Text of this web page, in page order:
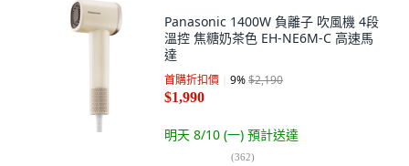
Panasonic 1400W 負離子 吹風機 4段
溫控 焦糖奶茶色 EH-NE6M-C 高速馬
達
首購折扣價 9%$2,190
$1,990
明天 8/10 (一) 預計送達
(362)